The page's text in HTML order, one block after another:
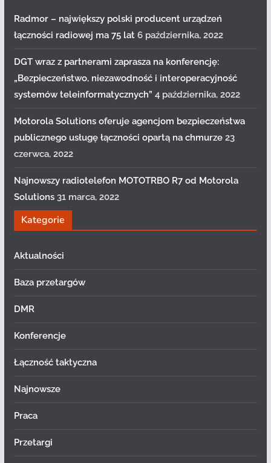
Radmor – największy polski producent urządzeń
łączności radiowej ma 75 lat 6 października, 2022
DGT wraz z partnerami zaprasza na konferencję:
„Bezpieczeństwo, niezawodność i interoperacyjność
systemów teleinformatycznych” 4 października, 2022
Motorola Solutions oferuje agencjom bezpieczeństwa
publicznego usługę łączności opartą na chmurze 23
czerwca, 2022
Najnowszy radiotelefon MOTOTRBO R7 od Motorola
Solutions 31 marca, 2022
Kategorie
Aktualności
Baza przetargów
DMR
Konferencje
Łączność taktyczna
Najnowsze
Praca
Przetargi